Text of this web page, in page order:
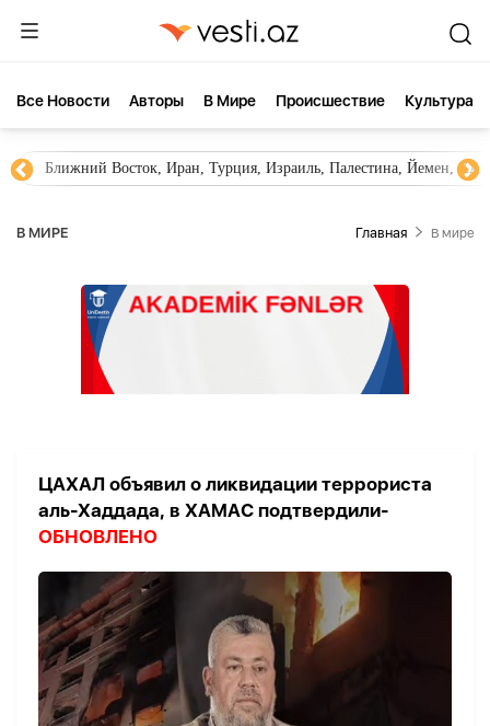
Все Новости Aвторы В Мире Происшествие Культура
Ближний Восток, Иран, Турция, Израиль, Палестина, Йемен,
В МИРЕ Главная В мире
ЦАХАЛ объявил о ликвидации террориста
аль-Хаддада, в ХАМАС подтвердили-
ОБНОВЛЕНО